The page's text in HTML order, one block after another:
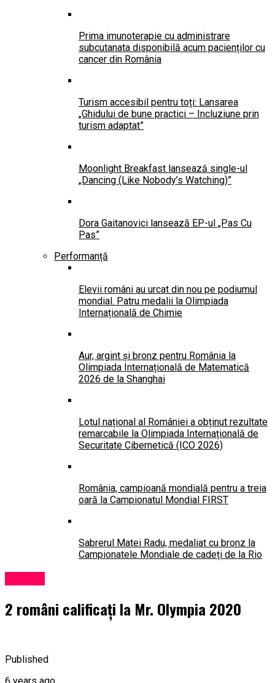
Prima imunoterapie cu administrare
subcutanata disponibilă acum pacienților cu
cancer din România
Turism accesibil pentru toți: Lansarea
„Ghidului de bune practici – Incluziune prin
turism adaptat”
Moonlight Breakfast lansează single-ul
„Dancing (Like Nobody’s Watching)”
Dora Gaitanovici lansează EP-ul „Pas Cu
Pas”
Performanță
Elevii români au urcat din nou pe podiumul
mondial. Patru medalii la Olimpiada
Internațională de Chimie
Aur, argint și bronz pentru România la
Olimpiada Internațională de Matematică
2026 de la Shanghai
Lotul național al României a obținut rezultate
remarcabile la Olimpiada Internațională de
Securitate Cibernetică (ICO 2026)
România, campioană mondială pentru a treia
oară la Campionatul Mondial FIRST
Sabrerul Matei Radu, medaliat cu bronz la
Campionatele Mondiale de cadeți de la Rio
2 români calificați la Mr. Olympia 2020
Published